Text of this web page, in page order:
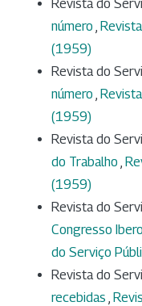
Revista do
número ,
(1959)
Revista do
número ,
(1959)
Revista do
do Trabalho ,
(1959)
Revista do
Congresso
do Serviço
Revista do
recebidas ,